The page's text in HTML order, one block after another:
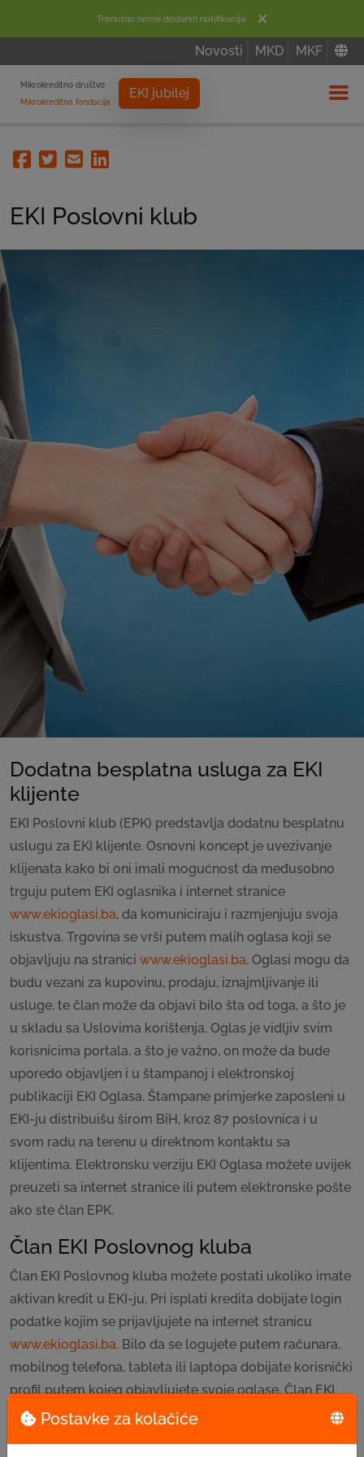
Trenutno nema dodanih notifikacija
Novosti MKD MKF
Mikrokreditno društvo
Mikrokreditna fondacija
EKI jubilej
Postavke za kolačiće
Facebook
TwitterEmailLinkedin
EKI Poslovni klub
Dodatna besplatna usluga za EKI
klijente
EKI Poslovni klub (EPK) predstavlja dodatnu besplatnu
uslugu za EKI klijente. Osnovni koncept je uvezivanje
klijenata kako bi oni imali mogućnost da međusobno
trguju putem EKI oglasnika i internet stranice
www.ekioglasi.ba, da komuniciraju i razmjenjuju svoja
iskustva. Trgovina se vrši putem malih oglasa koji se
objavljuju na stranici www.ekioglasi.ba. Oglasi mogu da
budu vezani za kupovinu, prodaju, iznajmljivanje ili
usluge, te član može da objavi bilo šta od toga, a što je
u skladu sa Uslovima korištenja. Oglas je vidljiv svim
korisnicima portala, a što je važno, on može da bude
uporedo objavljen i u štampanoj i elektronskoj
publikaciji EKI Oglasa. Štampane primjerke zaposleni u
EKI-ju distribuišu širom BiH, kroz 87 poslovnica i u
svom radu na terenu u direktnom kontaktu sa
klijentima. Elektronsku verziju EKI Oglasa možete uvijek
preuzeti sa internet stranice ili putem elektronske pošte
ako ste član EPK.
Član EKI Poslovnog kluba
Član EKI Poslovnog kluba možete postati ukoliko imate
aktivan kredit u EKI-ju. Pri isplati kredita dobijate login
podatke kojim se prijavljujete na internet stranicu
www.ekioglasi.ba. Bilo da se logujete putem računara,
mobilnog telefona, tableta ili laptopa dobijate korisnički
profil putem kojeg objavljujete svoje oglase. Član EKI
Poslovnog kluba može imati neograničen broj aktivnih